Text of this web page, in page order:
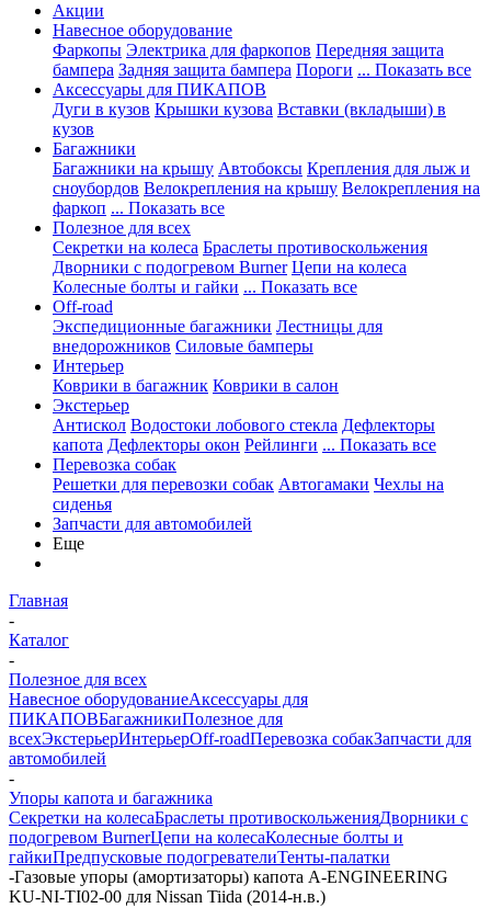
Акции
Навесное оборудование
Фаркопы Электрика для фаркопов Передняя защита
бампера Задняя защита бампера Пороги ... Показать все
Аксессуары для ПИКАПОВ
Дуги в кузов Крышки кузова Вставки (вкладыши) в
кузов
Багажники
Багажники на крышу Автобоксы Крепления для лыж и
сноубордов Велокрепления на крышу Велокрепления на
фаркоп ... Показать все
Полезное для всех
Секретки на колеса Браслеты противоскольжения
Дворники с подогревом Burner Цепи на колеса
Колесные болты и гайки ... Показать все
Off-road
Экспедиционные багажники Лестницы для
внедорожников Силовые бамперы
Интерьер
Коврики в багажник Коврики в салон
Экстерьер
Антискол Водостоки лобового стекла Дефлекторы
капота Дефлекторы окон Рейлинги ... Показать все
Перевозка собак
Решетки для перевозки собак Автогамаки Чехлы на
сиденья
Запчасти для автомобилей
Еще
Главная
-
Каталог
-
Полезное для всех
Навесное оборудованиеАксессуары для
ПИКАПОВБагажникиПолезное для
всехЭкстерьерИнтерьерOff-roadПеревозка собакЗапчасти для
автомобилей
-
Упоры капота и багажника
Секретки на колесаБраслеты противоскольженияДворники с
подогревом BurnerЦепи на колесаКолесные болты и
гайкиПредпусковые подогревателиТенты-палатки
-Газовые упоры (амортизаторы) капота A-ENGINEERING
KU-NI-TI02-00 для Nissan Tiida (2014-н.в.)